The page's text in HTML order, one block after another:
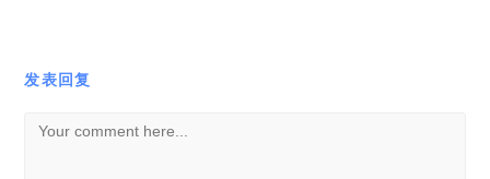
发表回复
Comment